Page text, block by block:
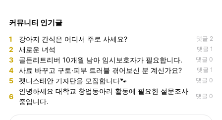
커뮤니티 인기글
1 강아지 간식은 어디서 주로 사세요? 댓글 2
2 새로운 녀석 댓글 1
3 골든리트리버 10개월 남아 임시보호자가 필요합니다. 댓글 0
4 사료 바꾸고 구토·피부 트러블 겪어보신 분 계신가요? 댓글 1
5 펫니스태안 기자단을 모집합니다🐾 댓글 0
6
안녕하세요 대학교 창업동아리 활동에 필요한 설문조사
중입니다.
댓글 0